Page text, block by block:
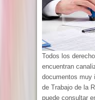
Todos los
encuentran
documentos muy
de Trabajo de la
puede consultar